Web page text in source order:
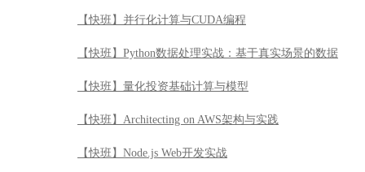
【快班】并行化计算与CUDA编程
【快班】Python数据处理实战：基于真实场景的数据
【快班】量化投资基础计算与模型
【快班】Architecting on AWS架构与实践
【快班】Node.js Web开发实战